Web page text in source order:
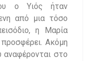
ο Υιός ήταν
από μια τόσο
η Μαρία
προσφέρει. Ακόμη
αναφέρονται στο